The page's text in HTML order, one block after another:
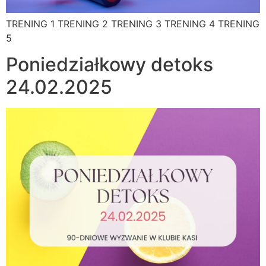
TRENING 1 TRENING 2 TRENING 3 TRENING 4 TRENING
5
Poniedziałkowy detoks
24.02.2025